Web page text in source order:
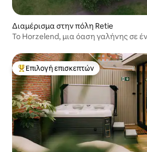
Διαμέρισμα στην πόλη Retie
Το Horzelend, μια όαση γαλήνης σε
Κορυφαία επιλογή επισκεπτών
Επιλογή επισκεπτών